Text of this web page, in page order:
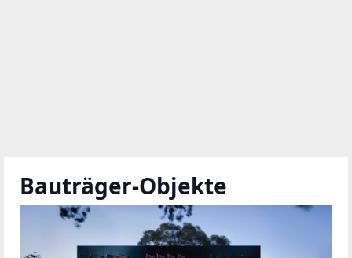
Bauträger-Objekte